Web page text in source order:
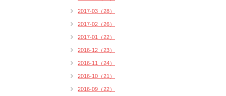
2017-03（28）
2017-02（26）
2017-01（22）
2016-12（23）
2016-11（24）
2016-10（21）
2016-09（22）